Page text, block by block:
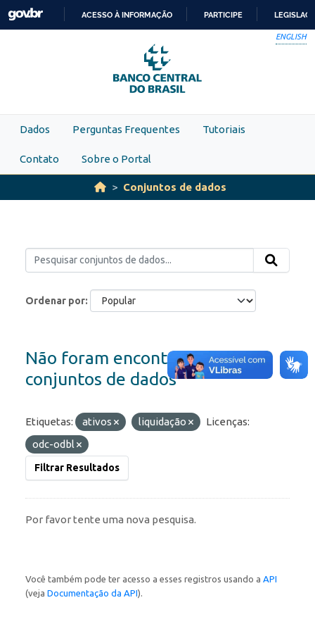
Skip to main content
PARA
O
CONTEÚDO
ACESSO À INFORMAÇÃO PARTICIPE
ENGLISH
Dados Perguntas Frequentes Tutoriais
Contato Sobre o Portal
Conjuntos de dados
Ordenar por
Não foram encontrados
conjuntos de dados
Etiquetas: ativos liquidação
Licenças:
odc-odbl
Filtrar Resultados
Por favor tente uma nova pesquisa.
Você também pode ter acesso a esses registros usando a API
(veja Documentação da API).